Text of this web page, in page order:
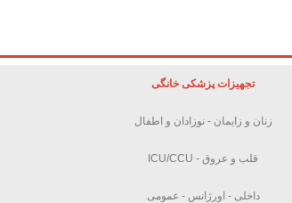
تجهیزات پزشکی خانگی
زنان و زایمان - نوزادان و اطفال
قلب و عروق - ICU/CCU
داخلی - اورژانس - عمومی